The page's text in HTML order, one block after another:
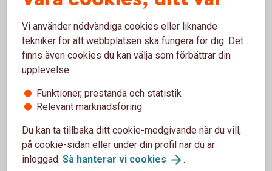
du inte känner igen numret.
kommande eller pågående resa.
Publicera istället bilder och reseminnen när du kommit
hem.
Anslut aldrig din dator eller mobiltelefon till okända
kopplar upp dig på ett hotell, flygplats elller liknande.
Använd alltid datablockerare när du ansluter din IT-
Du har väl en digital brevlåda?
Vi använder nödvändiga cookies eller liknande
tekniker för att webbplatsen ska fungera för dig. Det
finns även cookies du kan välja som förbättrar din
upplevelse:
Funktioner, prestanda och statistik
Relevant marknadsföring
Du kan ta tillbaka ditt cookie-medgivande när du vill,
på cookie-sidan eller under din profil när du är
inloggad. Så hanterar vi cookies .